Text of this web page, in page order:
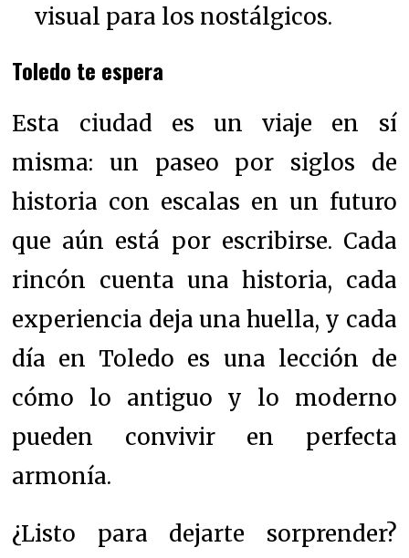
visual para los nostálgicos.
Toledo te espera
Esta ciudad es un viaje en sí
misma: un paseo por siglos de
historia con escalas en un futuro
que aún está por escribirse. Cada
rincón cuenta una historia, cada
experiencia deja una huella, y cada
día en Toledo es una lección de
cómo lo antiguo y lo moderno
pueden convivir en perfecta
armonía.
¿Listo para dejarte sorprender?